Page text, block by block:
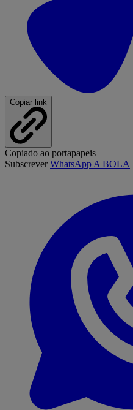
Copiar link
Copiado ao portapapeis
SubscreverWhatsApp A BOLA